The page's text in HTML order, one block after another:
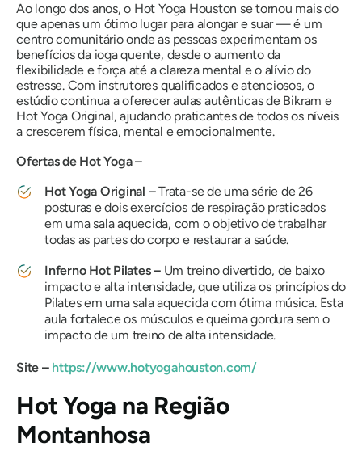
Ao longo dos anos, o Hot Yoga Houston se tornou mais do
que apenas um ótimo lugar para alongar e suar — é um
centro comunitário onde as pessoas experimentam os
benefícios da ioga quente, desde o aumento da
flexibilidade e força até a clareza mental e o alívio do
estresse. Com instrutores qualificados e atenciosos, o
estúdio continua a oferecer aulas autênticas de Bikram e
Hot Yoga Original, ajudando praticantes de todos os níveis
a crescerem física, mental e emocionalmente.
Ofertas de Hot Yoga –
Hot Yoga Original –Trata-se de uma série de 26
posturas e dois exercícios de respiração praticados
em uma sala aquecida, com o objetivo de trabalhar
todas as partes do corpo e restaurar a saúde.
Inferno Hot Pilates – Um treino divertido, de baixo
impacto e alta intensidade, que utiliza os princípios do
Pilates em uma sala aquecida com ótima música. Esta
aula fortalece os músculos e queima gordura sem o
impacto de um treino de alta intensidade.
Site –https://www.hotyogahouston.com/
Hot Yoga na Região
Montanhosa